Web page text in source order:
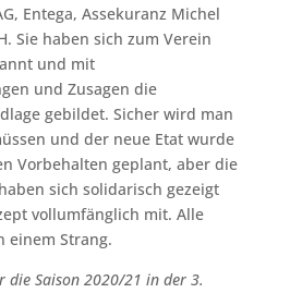
Entega, Assekuranz Michel
Sie haben sich zum Verein
und mit
und Zusagen die
gebildet. Sicher wird man
und der neue Etat wurde
Vorbehalten geplant, aber die
sich solidarisch gezeigt
vollumfänglich mit. Alle
einem Strang.
die Saison 2020/21 in der 3.